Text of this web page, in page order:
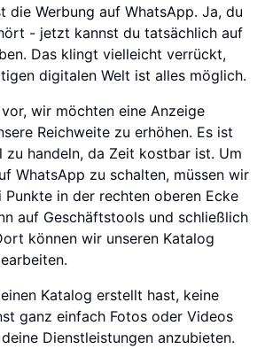
die Werbung auf WhatsApp. Ja, du
- jetzt kannst du tatsächlich auf
Das klingt vielleicht verrückt,
digitalen Welt ist alles möglich.
wir möchten eine Anzeige
Reichweite zu erhöhen. Es ist
zu handeln, da Zeit kostbar ist. Um
WhatsApp zu schalten, müssen wir
Punkte in der rechten oberen Ecke
auf Geschäftstools und schließlich
können wir unseren Katalog
Katalog erstellt hast, keine
ganz einfach Fotos oder Videos
Dienstleistungen anzubieten.